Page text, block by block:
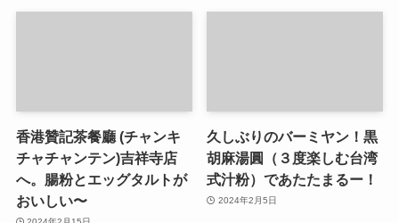
香港贊記茶餐廳 (チャンキ
チャチャンテン)吉祥寺店
へ。腸粉とエッグタルトが
おいしい〜
久しぶりのバーミヤン！黒
胡麻湯圓（３度楽しむ台湾
式汁粉）であたたまるー！
2024年2月5日